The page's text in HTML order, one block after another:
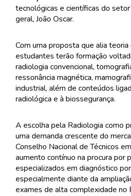
tecnológicas e científicas do
geral, João Oscar.
Com uma proposta que alia teoria
estudantes terão formação
radiologia convencional,
ressonância magnética,
industrial, além de conteúdos
radiológica e à biossegurança.
A escolha pela Radiologia como
uma demanda crescente do
Conselho Nacional de Técnicos
aumento contínuo na procura por
especializados em diagnóstico
especialmente diante da
exames de alta complexidade no